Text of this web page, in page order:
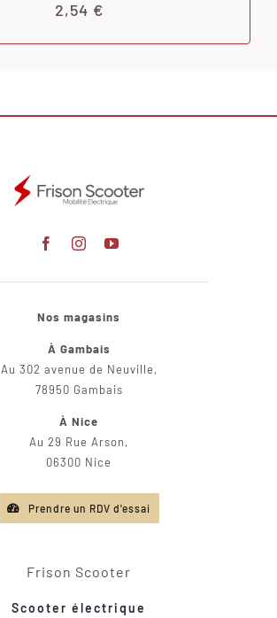
2,54 €
Nos magasins
À Gambais
Au 302 avenue de Neuville,
78950 Gambais
À Nice
Au 29 Rue Arson,
06300 Nice
Prendre un RDV d'essai
Frison Scooter
Scooter électrique